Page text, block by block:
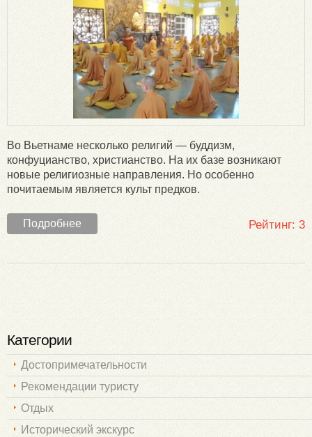
Во Вьетнаме несколько религий — буддизм,
конфуцианство, христианство. На их базе возникают
новые религиозные направления. Но особенно
почитаемым является культ предков.
Подробнее Рейтинг: 3
Категории
Достопримечательности
Рекомендации туристу
Отдых
Исторический экскурс